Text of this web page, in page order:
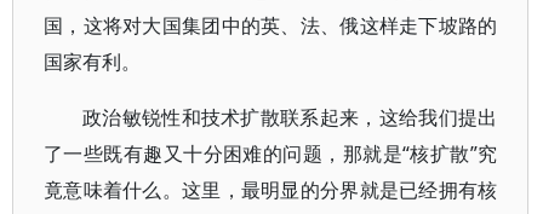
国，这将对大国集团中的英、法、俄这样走下坡路的
国家有利。
政治敏锐性和技术扩散联系起来，这给我们提出
了一些既有趣又十分困难的问题，那就是“核扩散”究
竟意味着什么。这里，最明显的分界就是已经拥有核